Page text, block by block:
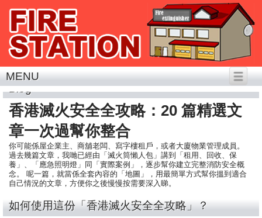
MENU
Blog
香港滅火安全全攻略：20 篇精選文
章一次過幫你整合
你可能係屋企業主、商舖老闆、寫字樓租戶，或者大廈物業管理成員。
過去幾篇文章，我哋已經由「滅火筒懶人包」講到「租用、回收、保
養」、「應急照明燈」同「實際案例」，逐步幫你建立完整消防安全概
念。 呢一篇，就當係全套內容的「地圖」，用最簡單方式幫你搵到適合
自己情況的文章，方便你之後慢慢按需要深入睇。
如何使用這份「香港滅火安全全攻略」？